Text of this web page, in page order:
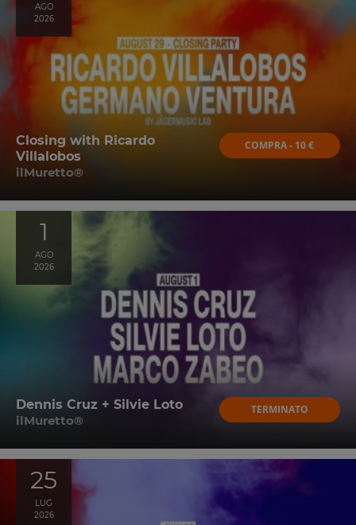
AGO
2026
Closing with Ricardo
Villalobos
ilMuretto®
COMPRA - 10 €
1
AGO
2026
Dennis Cruz + Silvie Loto
ilMuretto®
TERMINATO
25
LUG
2026